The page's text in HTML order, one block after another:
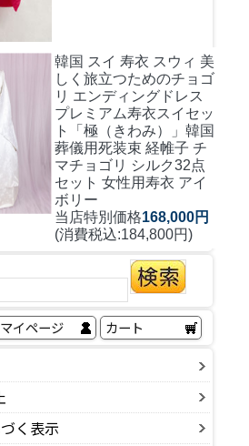
韓国 スイ 寿衣 スウィ 美
しく旅立つためのチョゴ
リ エンディングドレス
プレミアム寿衣スイセッ
ト「極（きわみ）」韓国
葬儀用死装束 経帷子 チ
マチョゴリ シルク32点
セット 女性用寿衣 アイ
ボリー
当店特別価格168,000円
(消費税込:184,800円)
マイページ カート
く表示